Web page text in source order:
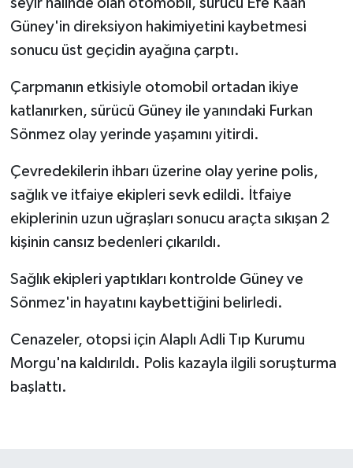
Güney'in direksiyon hakimiyetini kaybetmesi
sonucu üst geçidin ayağına çarptı.
Çarpmanın etkisiyle otomobil ortadan ikiye
katlanırken, sürücü Güney ile yanındaki Furkan
Sönmez olay yerinde yaşamını yitirdi.
Çevredekilerin ihbarı üzerine olay yerine polis,
sağlık ve itfaiye ekipleri sevk edildi. İtfaiye
ekiplerinin uzun uğraşları sonucu araçta sıkışan 2
kişinin cansız bedenleri çıkarıldı.
Sağlık ekipleri yaptıkları kontrolde Güney ve
Sönmez'in hayatını kaybettiğini belirledi.
Cenazeler, otopsi için Alaplı Adli Tıp Kurumu
Morgu'na kaldırıldı. Polis kazayla ilgili soruşturma
başlattı.